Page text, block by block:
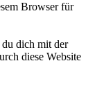
Browser für
dich mit der
diese Website